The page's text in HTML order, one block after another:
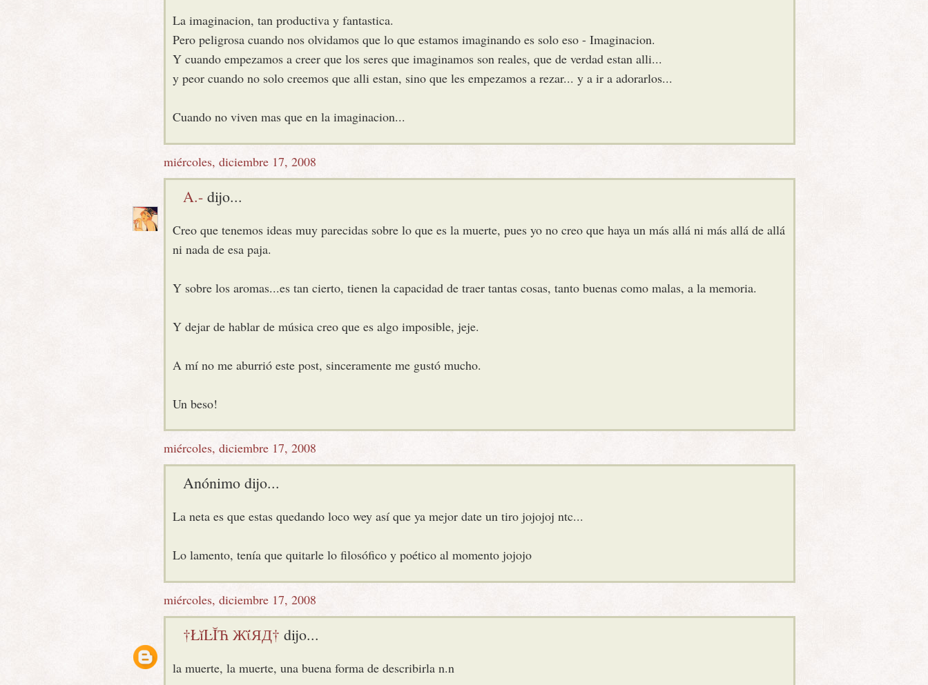
La imaginacion, tan productiva y fantastica.
Pero peligrosa cuando nos olvidamos que lo que estamos imaginando es solo eso - Imaginacion.
Y cuando empezamos a creer que los seres que imaginamos son reales, que de verdad estan alli...
y peor cuando no solo creemos que alli estan, sino que les empezamos a rezar... y a ir a adorarlos...
Cuando no viven mas que en la imaginacion...
miércoles, diciembre 17, 2008
A.- dijo...
Creo que tenemos ideas muy parecidas sobre lo que es la muerte, pues yo no creo que haya un más allá ni más allá de allá
ni nada de esa paja.
Y sobre los aromas...es tan cierto, tienen la capacidad de traer tantas cosas, tanto buenas como malas, a la memoria.
Y dejar de hablar de música creo que es algo imposible, jeje.
A mí no me aburrió este post, sinceramente me gustó mucho.
Un beso!
miércoles, diciembre 17, 2008
Anónimo dijo...
La neta es que estas quedando loco wey así que ya mejor date un tiro jojojoj ntc...
Lo lamento, tenía que quitarle lo filosófico y poético al momento jojojo
miércoles, diciembre 17, 2008
†ŁĭĿĬЋ ЖΐЯД† dijo...
la muerte, la muerte, una buena forma de describirla n.n